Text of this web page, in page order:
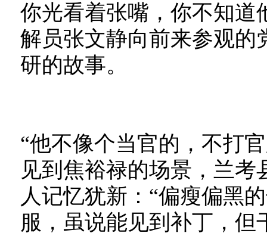
你光看着张嘴，你不知道
解员张文静向前来参观的
研的故事。
“他不像个当官的，不打
见到焦裕禄的场景，兰
人记忆犹新：“偏瘦偏黑
服，虽说能见到补丁，